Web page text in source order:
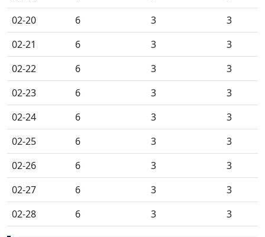
02-20
6 3
3
02-21
6 3
3
02-22
6 3
3
02-23
6 3
3
02-24
6 3
3
02-25
6 3
3
02-26
6 3
3
02-27
6 3
3
02-28
6 3 3